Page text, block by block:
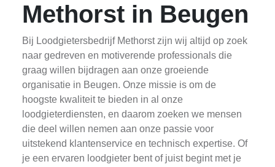
Methorst in Beugen
Bij Loodgietersbedrijf Methorst zijn wij altijd op zoek
naar gedreven en motiverende professionals die
graag willen bijdragen aan onze groeiende
organisatie in Beugen. Onze missie is om de
hoogste kwaliteit te bieden in al onze
loodgieterdiensten, en daarom zoeken we mensen
die deel willen nemen aan onze passie voor
uitstekend klantenservice en technisch expertise. Of
je een ervaren loodgieter bent of juist begint met je